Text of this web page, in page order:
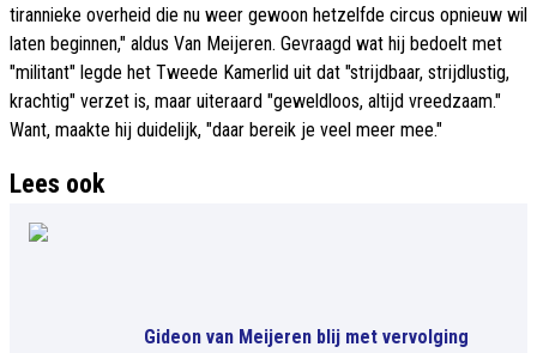
tirannieke overheid die nu weer gewoon hetzelfde circus opnieuw wil
laten beginnen," aldus Van Meijeren. Gevraagd wat hij bedoelt met
"militant" legde het Tweede Kamerlid uit dat "strijdbaar, strijdlustig,
krachtig" verzet is, maar uiteraard "geweldloos, altijd vreedzaam."
Want, maakte hij duidelijk, "daar bereik je veel meer mee."
Lees ook
Gideon van Meijeren blij met vervolging